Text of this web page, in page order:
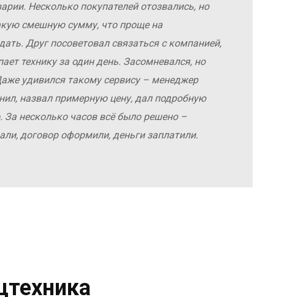
Несколько покупателей отозвались, но
смешную сумму, что проще на
Друг посоветовал связаться с компанией,
технику за один день. Засомневался, но
удивился такому сервису – менеджер
назвал примерную цену, дал подробную
За несколько часов всё было решено –
договор оформили, деньги заплатили.